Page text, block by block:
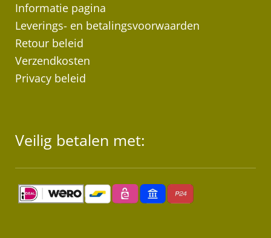
Informatie pagina
Leverings- en betalingsvoorwaarden
Retour beleid
Verzendkosten
Privacy beleid
Veilig betalen met: